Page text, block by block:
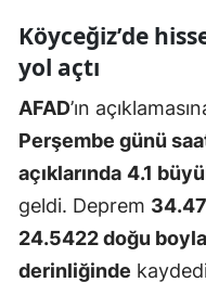
Köyceğiz’de
yol açtı
AFAD’ın
Perşembe günü
açıklarında 4.1
geldi. Deprem
24.5422 doğu
derinliğinde